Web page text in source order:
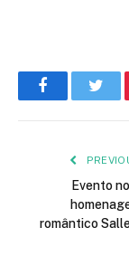
Facebook
Evento
romântico